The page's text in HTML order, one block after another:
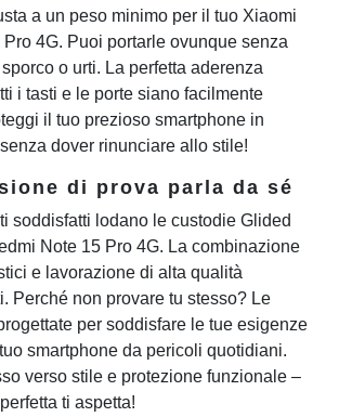
a un peso minimo per il tuo Xiaomi
4G. Puoi portarle ovunque senza
o urti. La perfetta aderenza
i tasti e le porte siano facilmente
il tuo prezioso smartphone in
dover rinunciare allo stile!
di prova parla da sé
soddisfatti lodano le custodie Glided
Note 15 Pro 4G. La combinazione
e lavorazione di alta qualità
Perché non provare tu stesso? Le
per soddisfare le tue esigenze
smartphone da pericoli quotidiani.
verso stile e protezione funzionale –
ti aspetta!